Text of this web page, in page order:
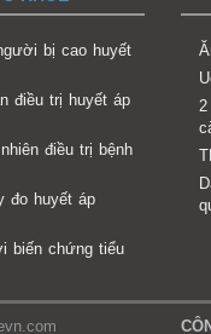
bị cao huyết
điều trị huyết áp
điều trị bệnh
đo huyết áp
biến chứng tiểu
2